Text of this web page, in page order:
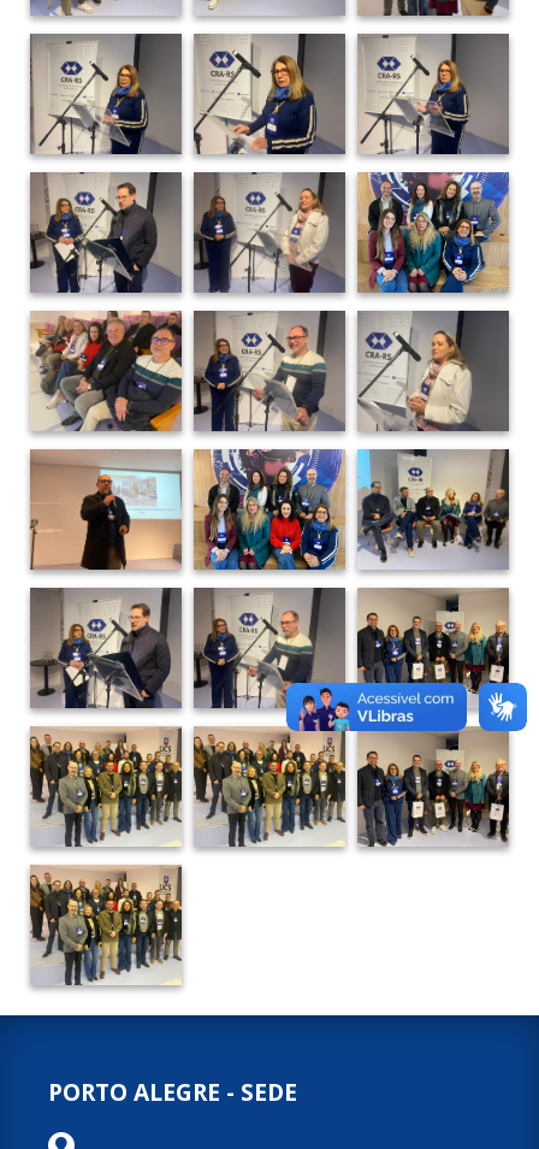
PORTO ALEGRE - SEDE